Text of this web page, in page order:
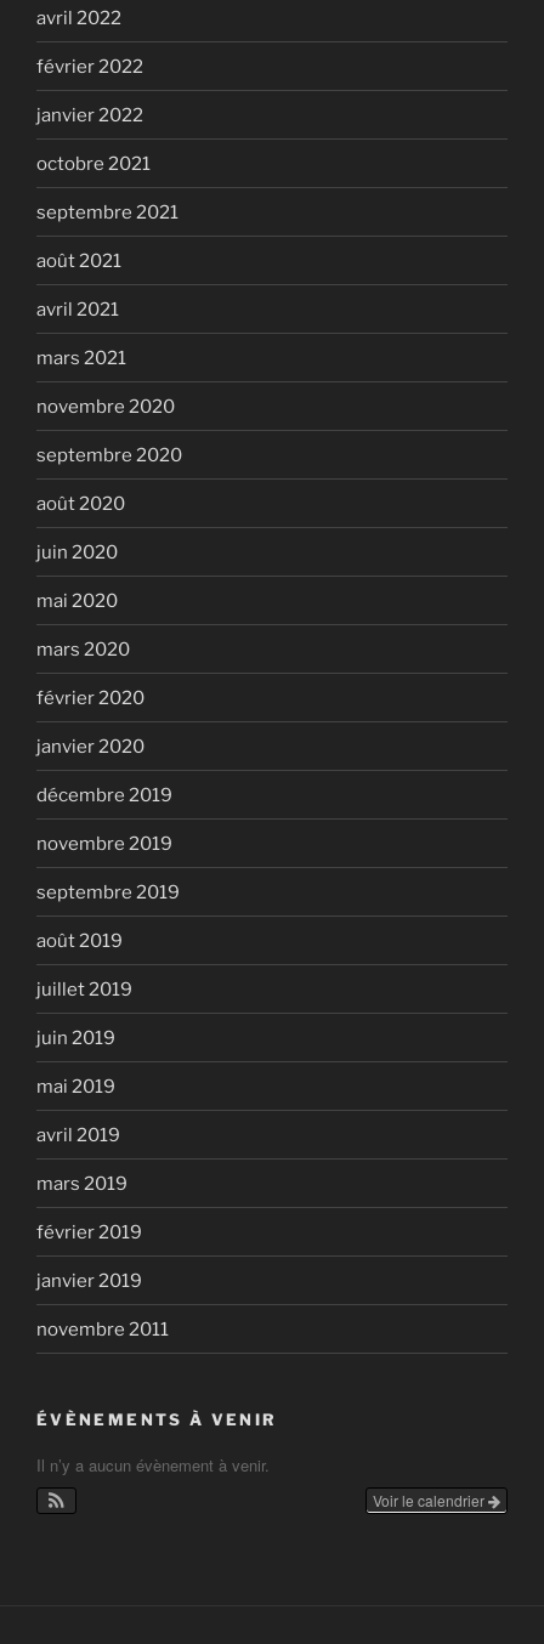
avril 2022
février 2022
janvier 2022
octobre 2021
septembre 2021
août 2021
avril 2021
mars 2021
novembre 2020
septembre 2020
août 2020
juin 2020
mai 2020
mars 2020
février 2020
janvier 2020
décembre 2019
novembre 2019
septembre 2019
août 2019
juillet 2019
juin 2019
mai 2019
avril 2019
mars 2019
février 2019
janvier 2019
novembre 2011
ÉVÈNEMENTS À VENIR
Il n’y a aucun évènement à venir.
Voir le calendrier